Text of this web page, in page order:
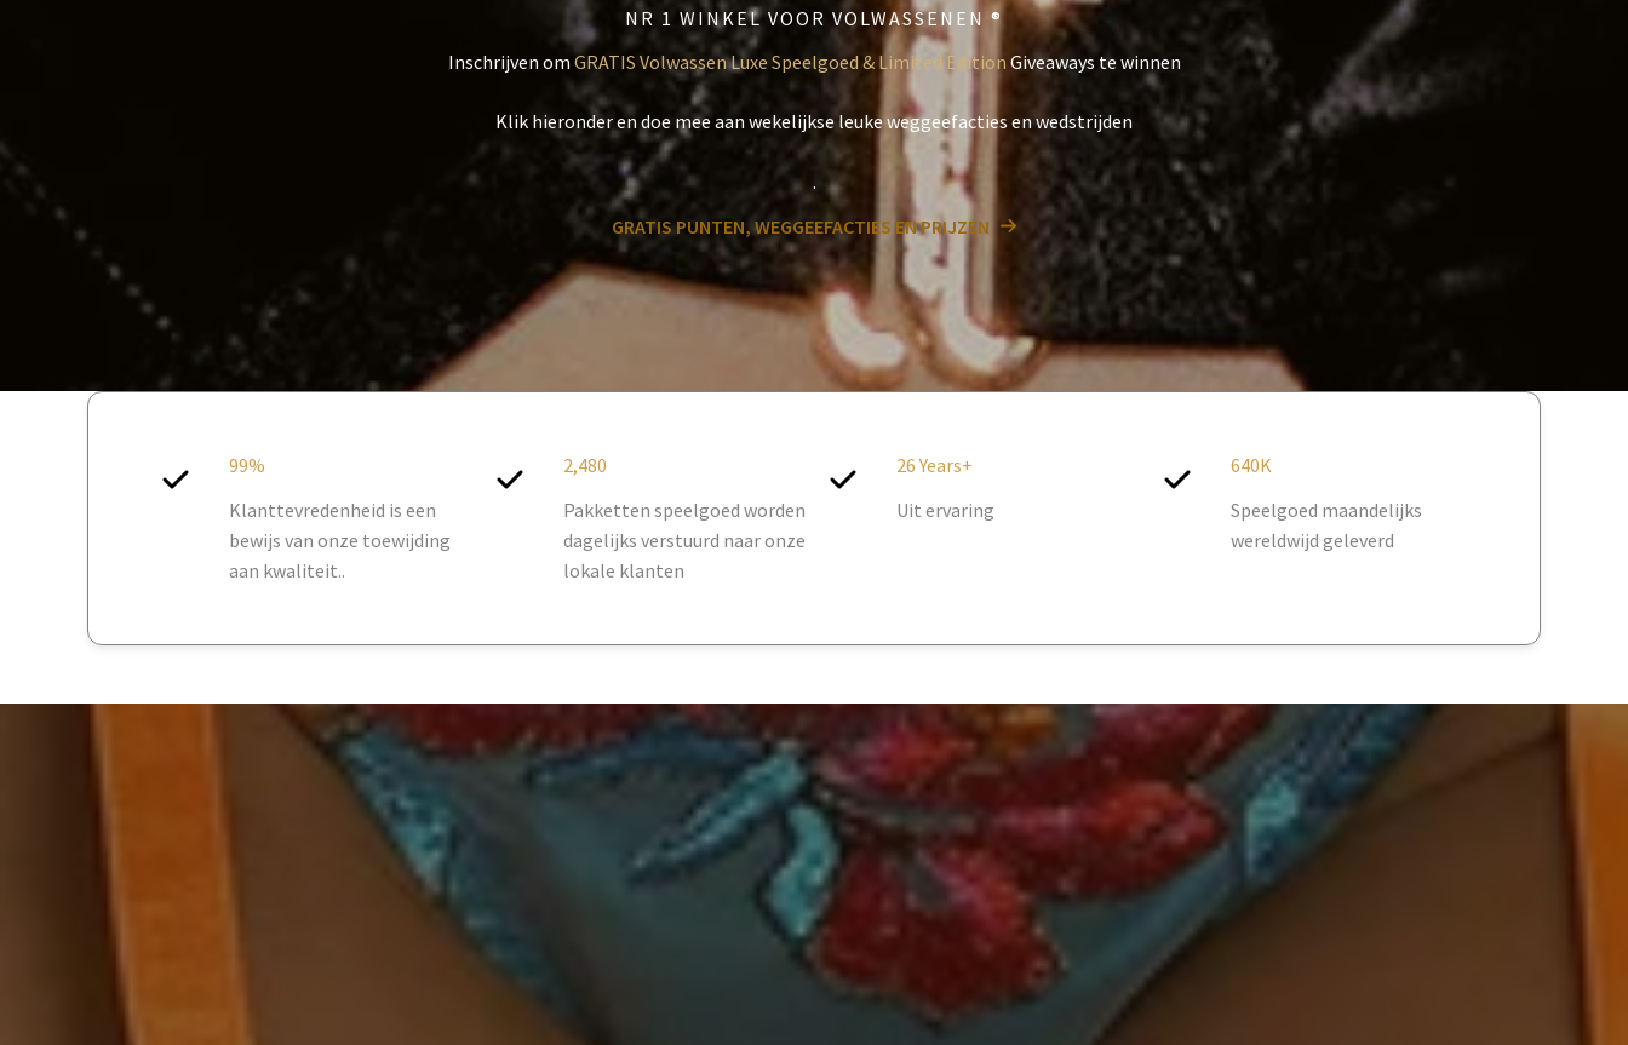
NR 1 WINKEL VOOR VOLWASSENEN ®
Inschrijven om GRATIS Volwassen Luxe Speelgoed & Limited Edition Giveaways te winnen
Klik hieronder en doe mee aan wekelijkse leuke weggeefacties en wedstrijden
.
GRATIS PUNTEN, WEGGEEFACTIES EN PRIJZEN
99%
Klanttevredenheid is een
bewijs van onze toewijding
aan kwaliteit..
2,480
Pakketten speelgoed worden
dagelijks verstuurd naar onze
lokale klanten
26Years+
Uit ervaring
640K
Speelgoed maandelijks
wereldwijd geleverd